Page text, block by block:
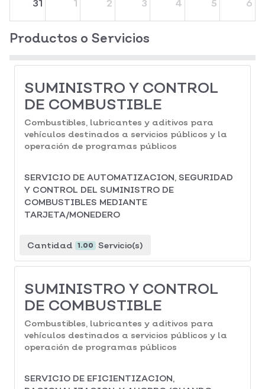
31 1 2 3 4 5 6
Productos o Servicios
SUMINISTRO Y CONTROL
DE COMBUSTIBLE
Combustibles, lubricantes y aditivos para
vehículos destinados a servicios públicos y la
operación de programas públicos
SERVICIO DE AUTOMATIZACION, SEGURIDAD
Y CONTROL DEL SUMINISTRO DE
COMBUSTIBLES MEDIANTE
TARJETA/MONEDERO
Cantidad 1.00 Servicio(s)
SUMINISTRO Y CONTROL
DE COMBUSTIBLE
Combustibles, lubricantes y aditivos para
vehículos destinados a servicios públicos y la
operación de programas públicos
SERVICIO DE EFICIENTIZACION,